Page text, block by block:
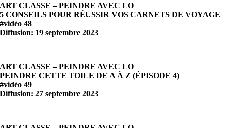
ART CLASSE – PEINDRE AVEC LO
5 CONSEILS POUR RÉUSSIR VOS CARNETS DE VOYAGE
#vidéo 48
Diffusion: 19 septembre 2023
ART CLASSE – PEINDRE AVEC LO
PEINDRE CETTE TOILE DE A À Z (ÉPISODE 4)
#vidéo 49
Diffusion: 27 septembre 2023